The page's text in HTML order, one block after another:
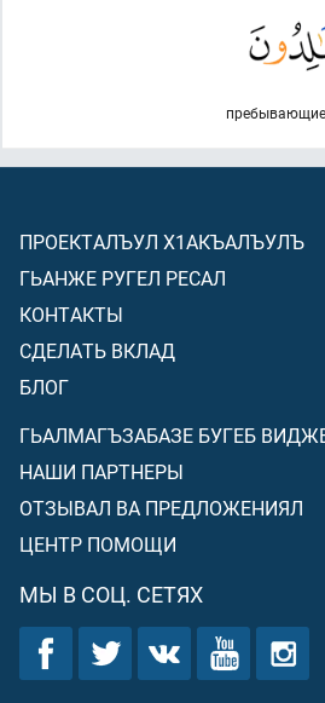
ПРОЕКТАЛЪУЛ Х1АКЪАЛЪУЛЪ
ГЬАНЖЕ РУГЕЛ РЕСАЛ
КОНТАКТЫ
СДЕЛАТЬ ВКЛАД
БЛОГ
ГЬАЛМАГЪЗАБАЗЕ БУГЕБ
НАШИ ПАРТНЕРЫ
ОТЗЫВАЛ ВА ПРЕДЛОЖЕНИЯЛ
ЦЕНТР ПОМОЩИ
МЫ В СОЦ. СЕТЯХ